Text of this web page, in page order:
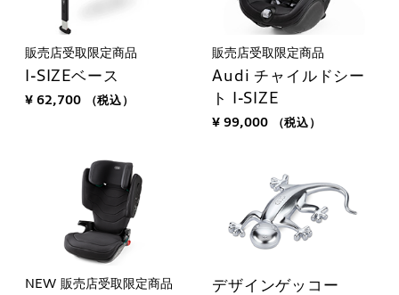
販売店受取限定商品
I-SIZEベース
¥ 62,700 （税込）
販売店受取限定商品
Audi チャイルドシー
ト I-SIZE
¥ 99,000 （税込）
NEW 販売店受取限定商品 デザインゲッコー